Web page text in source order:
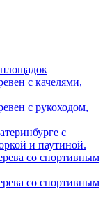
с качелями,
с рукоходом,
с
и паутиной.
со спортивным
со спортивным